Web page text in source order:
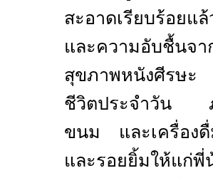
สะอาดเรียบร้อยแ
และความอับชื้นจ
สุขภาพหนังศีรษะ
ชีวิตประจำวัน ภ
ขนม และเครื่องดื่
และรอยยิ้มให้แก่